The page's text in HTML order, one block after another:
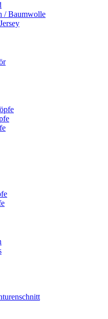
/ Baumwolle